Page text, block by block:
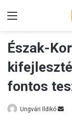
Észak-
fontos
Ungvári Ildikó